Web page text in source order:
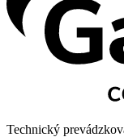
Technický